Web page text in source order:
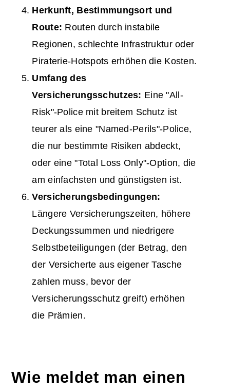
Herkunft, Bestimmungsort und
Route: Routen durch instabile
Regionen, schlechte Infrastruktur oder
Piraterie-Hotspots erhöhen die Kosten.
Umfang des
Versicherungsschutzes: Eine "All-
Risk"-Police mit breitem Schutz ist
teurer als eine "Named-Perils"-Police,
die nur bestimmte Risiken abdeckt,
oder eine "Total Loss Only"-Option, die
am einfachsten und günstigsten ist.
Versicherungsbedingungen:
Längere Versicherungszeiten, höhere
Deckungssummen und niedrigere
Selbstbeteiligungen (der Betrag, den
der Versicherte aus eigener Tasche
zahlen muss, bevor der
Versicherungsschutz greift) erhöhen
die Prämien.
Wie meldet man einen